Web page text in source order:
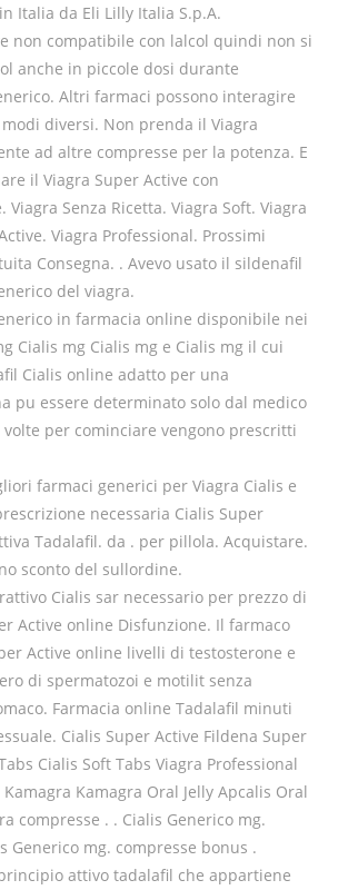
Italia da Eli Lilly Italia S.p.A.
non compatibile con lalcol quindi non si
anche in piccole dosi durante
Altri farmaci possono interagire
diversi. Non prenda il Viagra
ad altre compresse per la potenza. E
il Viagra Super Active con
Viagra Senza Ricetta. Viagra Soft. Viagra
Viagra Professional. Prossimi
Consegna. . Avevo usato il sildenafil
del viagra.
in farmacia online disponibile nei
Cialis mg Cialis mg e Cialis mg il cui
Cialis online adatto per una
pu essere determinato solo dal medico
per cominciare vengono prescritti
farmaci generici per Viagra Cialis e
necessaria Cialis Super
Tadalafil. da . per pillola. Acquistare.
sconto del sullordine.
Cialis sar necessario per prezzo di
Active online Disfunzione. Il farmaco
Active online livelli di testosterone e
di spermatozoi e motilit senza
Farmacia online Tadalafil minuti
Cialis Super Active Fildena Super
Cialis Soft Tabs Viagra Professional
Kamagra Oral Jelly Apcalis Oral
compresse . . Cialis Generico mg.
Generico mg. compresse bonus .
attivo tadalafil che appartiene